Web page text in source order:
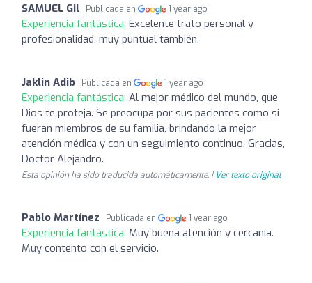
SAMUEL Gil Publicada en 1 year ago
Experiencia fantástica: Excelente trato personal y
profesionalidad, muy puntual también.
Jaklin Adib Publicada en 1 year ago
Experiencia fantástica: Al mejor médico del mundo, que
Dios te proteja. Se preocupa por sus pacientes como si
fueran miembros de su familia, brindando la mejor
atención médica y con un seguimiento continuo. Gracias,
Doctor Alejandro.
Esta opinión ha sido traducida automáticamente. | Ver texto original
Pablo Martínez Publicada en 1 year ago
Experiencia fantástica: Muy buena atención y cercanía.
Muy contento con el servicio.